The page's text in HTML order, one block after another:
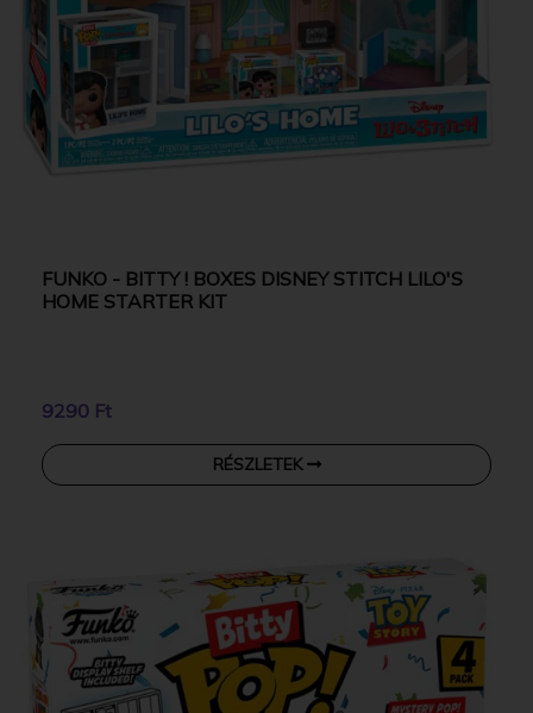
FUNKO - BITTY ! BOXES DISNEY STITCH LILO'S
HOME STARTER KIT
9290 Ft
RÉSZLETEK